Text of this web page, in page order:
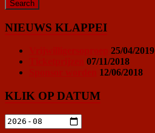
NIEUWS KLAPPEI
25/04/2019
07/11/2018
12/06/2018
KLIK OP DATUM